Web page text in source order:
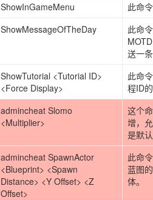
ShowInGameMenu
此命
ShowMessageOfTheDay
此命
送一
ShowTutorial <Tutorial ID>
<Force Display>
此命
程ID
admincheat Slomo
<Multiplier>
这个
增，
是默
admincheat SpawnActor
<Blueprint> <Spawn
Distance> <Y Offset> <Z
Offset>
此命
蓝图
体。